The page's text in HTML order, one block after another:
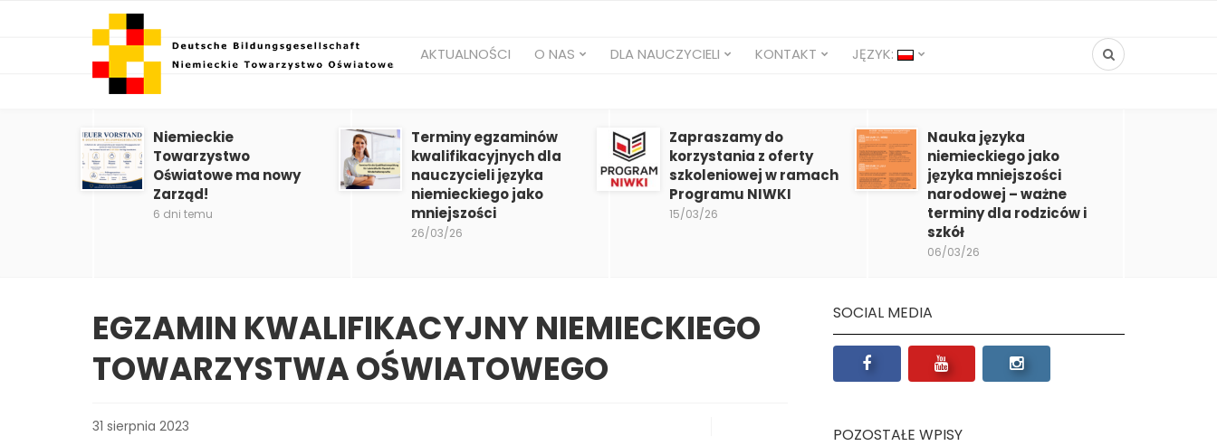
AKTUALNOŚCI O NAS DLA NAUCZYCIELI KONTAKT JĘZYK:
Niemieckie
Towarzystwo
Oświatowe ma nowy
Zarząd!
6 dni temu
Terminy egzaminów
kwalifikacyjnych dla
nauczycieli języka
niemieckiego jako
mniejszości
26/03/26
Zapraszamy do
korzystania z oferty
szkoleniowej w ramach
Programu NIWKI
15/03/26
Nauka języka
niemieckiego jako
języka mniejszości
narodowej – ważne
terminy dla rodziców i
szkół
06/03/26
EGZAMIN KWALIFIKACYJNY NIEMIECKIEGO
TOWARZYSTWA OŚWIATOWEGO
31 sierpnia 2023
SOCIAL MEDIA
POZOSTAŁE WPISY